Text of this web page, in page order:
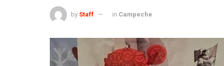
by Staff in Campeche